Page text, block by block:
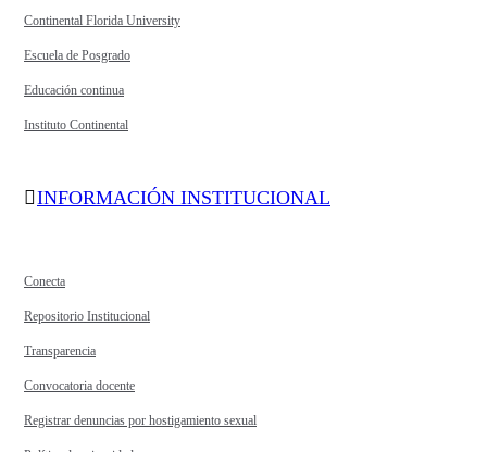
Continental Florida University
Escuela de Posgrado
Educación continua
Instituto Continental
INFORMACIÓN INSTITUCIONAL
Conecta
Repositorio Institucional
Transparencia
Convocatoria docente
Registrar denuncias por hostigamiento sexual